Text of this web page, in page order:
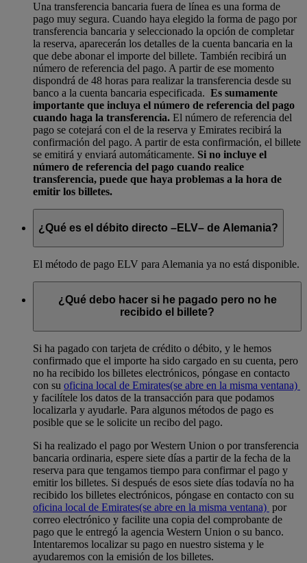
Una transferencia bancaria fuera de línea es una forma de
pago muy segura. Cuando haya elegido la forma de pago por
transferencia bancaria y seleccionado la opción de completar
la reserva, aparecerán los detalles de la cuenta bancaria en la
que debe abonar el importe del billete. También recibirá un
número de referencia del pago. A partir de ese momento
dispondrá de 48 horas para realizar la transferencia desde su
banco a la cuenta bancaria especificada. Es sumamente
importante que incluya el número de referencia del pago
cuando haga la transferencia. El número de referencia del
pago se cotejará con el de la reserva y Emirates recibirá la
confirmación del pago. A partir de esta confirmación, el billete
se emitirá y enviará automáticamente. Si no incluye el
número de referencia del pago cuando realice
transferencia, puede que haya problemas a la hora de
emitir los billetes.
¿Qué es el débito directo –ELV– de Alemania?
El método de pago ELV para Alemania ya no está disponible.
¿Qué debo hacer si he pagado pero no he
recibido el billete?
Si ha pagado con tarjeta de crédito o débito, y le hemos
confirmado que el importe ha sido cargado en su cuenta, pero
no ha recibido los billetes electrónicos, póngase en contacto
con su oficina local de Emirates(se abre en la misma ventana)
y facilítele los datos de la transacción para que podamos
localizarla y ayudarle. Para algunos métodos de pago es
posible que se le solicite un recibo del pago.
Si ha realizado el pago por Western Union o por transferencia
bancaria ordinaria, espere siete días a partir de la fecha de la
reserva para que tengamos tiempo para confirmar el pago y
emitir los billetes. Si después de esos siete días todavía no ha
recibido los billetes electrónicos, póngase en contacto con su
oficina local de Emirates(se abre en la misma ventana) por
correo electrónico y facilite una copia del comprobante de
pago que le entregó la agencia Western Union o su banco.
Intentaremos localizar su pago en nuestro sistema y le
ayudaremos con la emisión de los billetes.